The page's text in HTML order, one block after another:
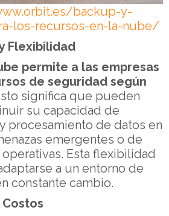
backup-y-
los-recursos-en-la-nube/
Flexibilidad
permite a las empresas
de seguridad según
significa que pueden
su capacidad de
procesamiento de datos en
emergentes o de
Esta flexibilidad
a un entorno de
constante cambio.